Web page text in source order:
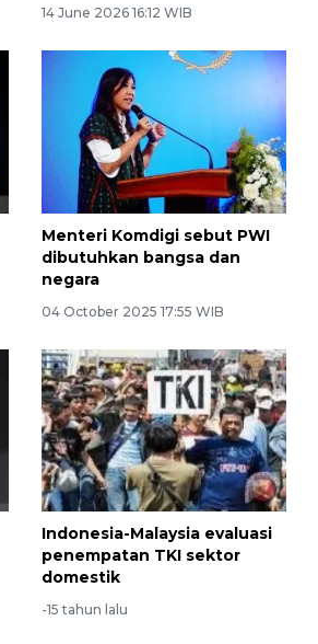
14 June 2026 16:12 WIB
Menteri Komdigi sebut PWI
dibutuhkan bangsa dan
negara
04 October 2025 17:55 WIB
Indonesia-Malaysia evaluasi
penempatan TKI sektor
domestik
-15 tahun lalu